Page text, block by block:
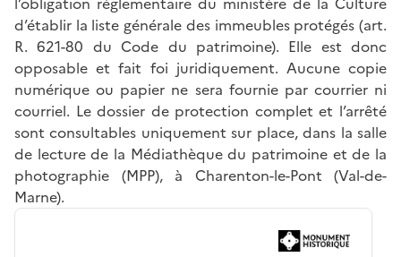
d’établir la liste générale des immeubles protégés (art.
R. 621-80 du Code du patrimoine). Elle est donc
opposable et fait foi juridiquement. Aucune copie
numérique ou papier ne sera fournie par courrier ni
courriel. Le dossier de protection complet et l’arrêté
sont consultables uniquement sur place, dans la salle
de lecture de la Médiathèque du patrimoine et de la
photographie (MPP), à Charenton-le-Pont (Val-de-
Marne).